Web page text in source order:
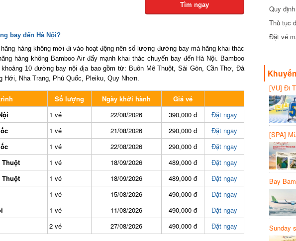
Tìm ngay
bay đến Hà Nội?
hàng không mới đi vào hoạt động nên số lượng đường bay mà hãng khai thác
hàng không Bamboo Air đẩy mạnh khai thác chuyến bay đến Hà Nội.Bamboo
10 đường bay nội địa bao gồm từ: Buôn Mê Thuột, Sài Gòn, Cần Thơ, Đà
Hới, Nha Trang, Phú Quốc, Pleiku, Quy Nhơn.
Số lượng Ngày khởi hành
Giá vé
1 vé 22/08/2026 390,000 đ
Đặt ngay
1 vé 21/08/2026 290,000 đ
Đặt ngay
1 vé 22/08/2026 290,000 đ
Đặt ngay
1 vé 18/09/2026 489,000 đ
Đặt ngay
1 vé 18/09/2026 489,000 đ
Đặt ngay
1 vé 15/08/2026 490,000 đ
Đặt ngay
1 vé 11/08/2026 490,000 đ
Đặt ngay
2 vé 27/08/2026 490,000 đ Đặt ngay
Quy
Thủ tục
Đặt vé
[VU] Đi
giảm
[SPA]
20%
Bay
Sunday